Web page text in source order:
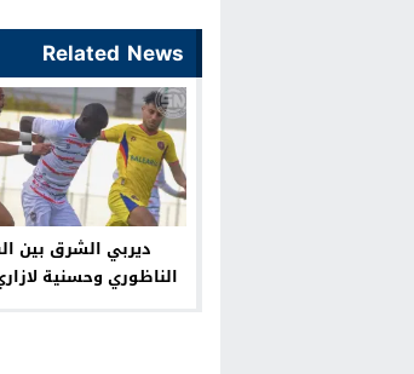
Related News
ديربي الشرق بين
الناظوري وحسنية
هلال الناظور ووفاء